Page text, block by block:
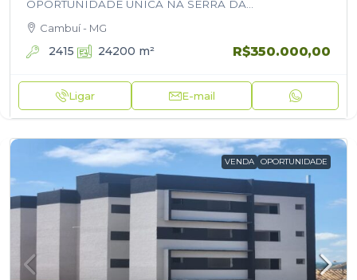
OPORTUNIDADE ÚNICA NA SERRA DA
Serra da Mantiqueira! Destaques do imóvel: Área…
Cambuí - MG
2415 24200 m² R$350.000,00
Ligar E-mail
VENDA OPORTUNIDADE